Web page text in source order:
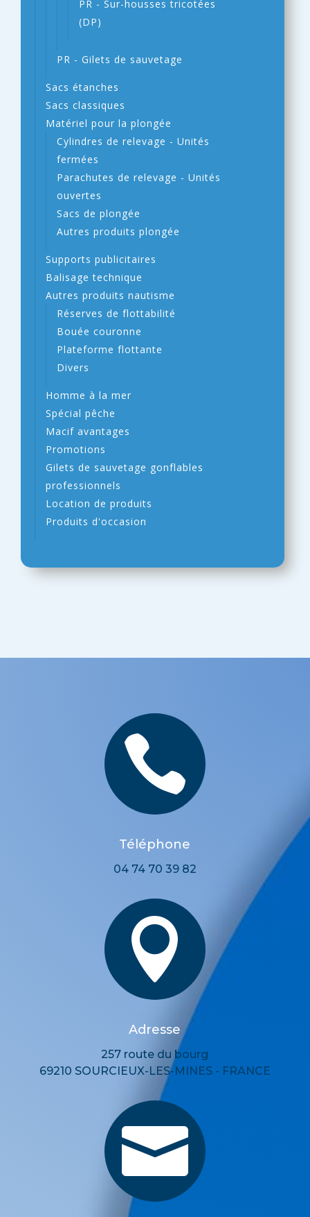
PR - Sur-housses tricotées
(DP)
PR - Gilets de sauvetage
Sacs étanches
Sacs classiques
Matériel pour la plongée
Cylindres de relevage - Unités
fermées
Parachutes de relevage - Unités
ouvertes
Sacs de plongée
Autres produits plongée
Supports publicitaires
Balisage technique
Autres produits nautisme
Réserves de flottabilité
Bouée couronne
Plateforme flottante
Divers
Homme à la mer
Spécial pêche
Macif avantages
Promotions
Gilets de sauvetage gonflables
professionnels
Location de produits
Produits d'occasion

Téléphone
04 74 70 39 82

Adresse
257 route du bourg
69210 SOURCIEUX-LES-MINES - FRANCE
